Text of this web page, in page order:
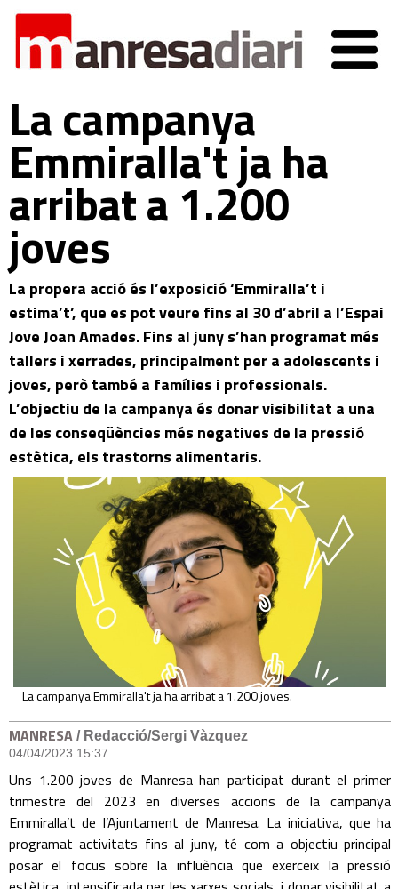
La campanya
Emmiralla't ja ha
arribat a 1.200
joves
La propera acció és l’exposició ‘Emmiralla’t i
estima’t’, que es pot veure fins al 30 d’abril a l’Espai
Jove Joan Amades. Fins al juny s’han programat més
tallers i xerrades, principalment per a adolescents i
joves, però també a famílies i professionals.
L’objectiu de la campanya és donar visibilitat a una
de les conseqüències més negatives de la pressió
estètica, els trastorns alimentaris.
La campanya Emmiralla't ja ha arribat a 1.200 joves.
MANRESA / Redacció/Sergi Vàzquez
04/04/2023 15:37
Uns 1.200 joves de Manresa han participat durant el primer
trimestre del 2023 en diverses accions de la campanya
Emmiralla’t de l’Ajuntament de Manresa. La iniciativa, que ha
programat activitats fins al juny, té com a objectiu principal
posar el focus sobre la influència que exerceix la pressió